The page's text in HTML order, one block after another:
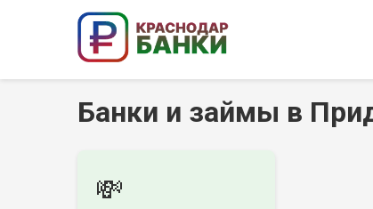
Банки и займы в
💸